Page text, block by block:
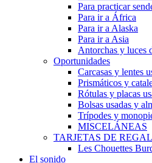
Para practicar
Para ir a África
Para ir a Alaska
Para ir a Asia
Antorchas y luces
Oportunidades
Carcasas y lentes
Prismáticos y
Rótulas y placas
Bolsas usadas y
Trípodes y
MISCELÁNEAS
TARJETAS DE
Les Chouettes
El sonido